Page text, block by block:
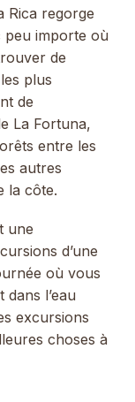
Rica regorge
peu importe où
de
plus
de
La Fortuna,
entre les
autres
la côte.
une
d’une
où vous
l’eau
excursions
choses à